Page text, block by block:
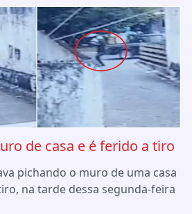
de casa e é ferido a tiro
pichando o muro de uma casa
na tarde dessa segunda-feira